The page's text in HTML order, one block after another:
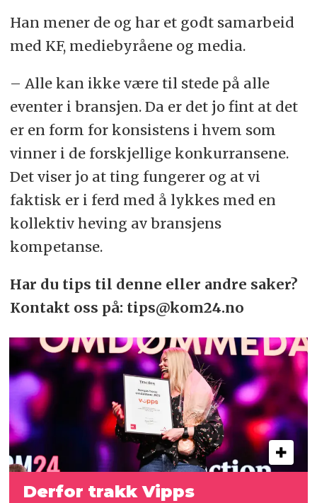
Han mener de og har et godt samarbeid
med KF, mediebyråene og media.
– Alle kan ikke være til stede på alle
eventer i bransjen. Da er det jo fint at det
er en form for konsistens i hvem som
vinner i de forskjellige konkurransene.
Det viser jo at ting fungerer og at vi
faktisk er i ferd med å lykkes med en
kollektiv heving av bransjens
kompetanse.
Har du tips til denne eller andre saker?
Kontakt oss på: tips@kom24.no
Derfor trakk Vipps